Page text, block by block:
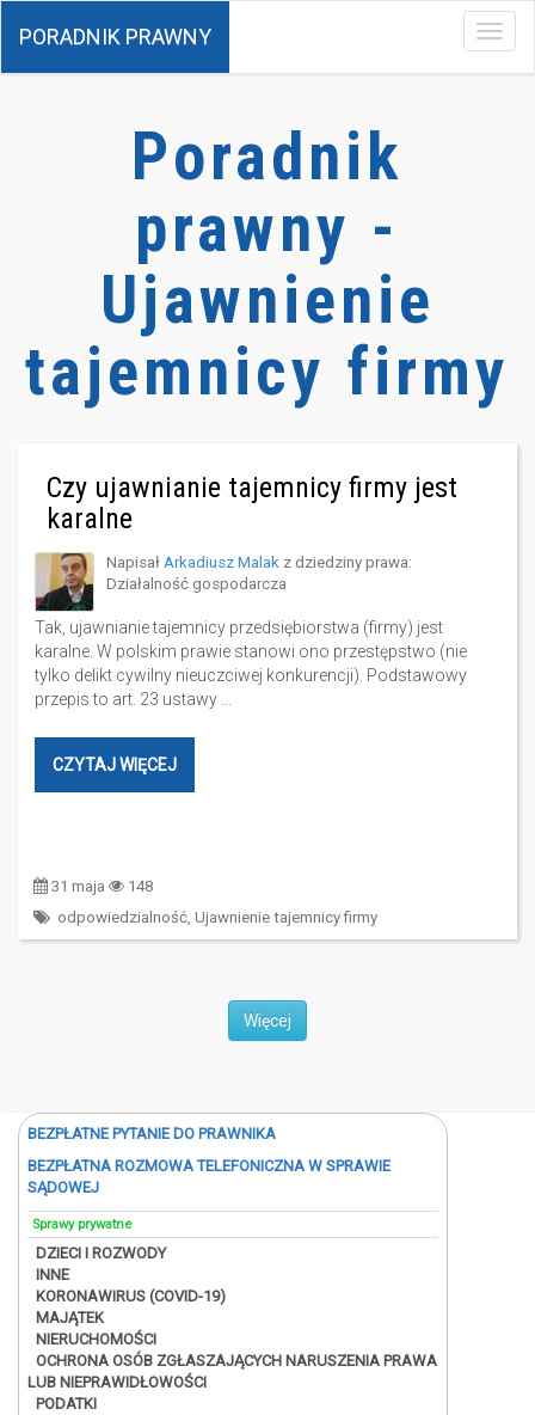
Menu
PORADNIK PRAWNY
Poradnik
prawny -
Ujawnienie
tajemnicy firmy
Czy ujawnianie tajemnicy firmy jest
karalne
Napisał Arkadiusz Malak z dziedziny prawa:
Działalność gospodarcza
Tak, ujawnianie tajemnicy przedsiębiorstwa (firmy) jest
karalne. W polskim prawie stanowi ono przestępstwo (nie
tylko delikt cywilny nieuczciwej konkurencji). Podstawowy
przepis to art. 23 ustawy …
CZYTAJ WIĘCEJ
31 maja
148
odpowiedzialność,Ujawnienie tajemnicy firmy
Więcej
BEZPŁATNE PYTANIE DO PRAWNIKA
BEZPŁATNA ROZMOWA TELEFONICZNA W SPRAWIE
SĄDOWEJ
Sprawy prywatne
DZIECI I ROZWODY
INNE
KORONAWIRUS (COVID-19)
MAJĄTEK
NIERUCHOMOŚCI
OCHRONA OSÓB ZGŁASZAJĄCYCH NARUSZENIA PRAWA
LUB NIEPRAWIDŁOWOŚCI
PODATKI